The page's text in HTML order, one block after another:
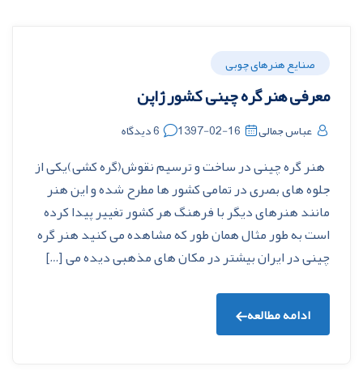
صنایع هنرهای چوبی
معرفی هنر گره چینی کشور ژاپن
عباس جمالی 1397-02-16 6 دیدگاه
هنر گره چینی در ساخت و ترسیم نقوش(گره کشی)یکی از
جلوه های بصری در تمامی کشور ها مطرح شده و این هنر
مانند هنرهای دیگر با فرهنگ هر کشور تغییر پیدا کرده
است به طور مثال همان طور که مشاهده می کنید هنر گره
چینی در ایران بیشتر در مکان های مذهبی دیده می […]
ادامه مطالعه